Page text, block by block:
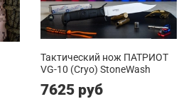
Тактический нож ПАТРИОТ
VG-10 (Cryo) StoneWash
7625 руб